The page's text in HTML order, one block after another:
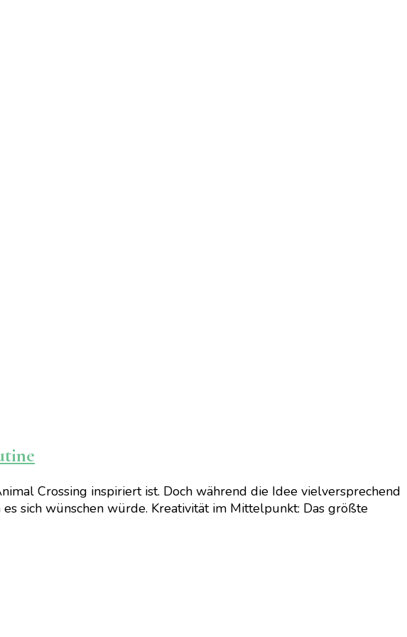
Crossing inspiriert ist. Doch während die Idee vielversprechend
sich wünschen würde. Kreativität im Mittelpunkt: Das größte